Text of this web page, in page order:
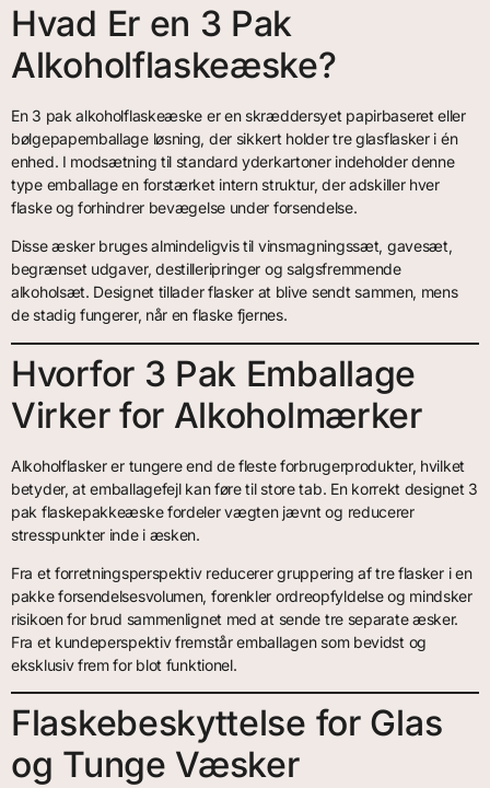
Hvad Er en 3 Pak
Alkoholflaskeæske?
En 3 pak alkoholflaskeæske er en skræddersyet papirbaseret eller
bølgepapemballage løsning, der sikkert holder tre glasflasker i én
enhed. I modsætning til standard yderkartoner indeholder denne
type emballage en forstærket intern struktur, der adskiller hver
flaske og forhindrer bevægelse under forsendelse.
Disse æsker bruges almindeligvis til vinsmagningssæt, gavesæt,
begrænset udgaver, destilleripringer og salgsfremmende
alkoholsæt. Designet tillader flasker at blive sendt sammen, mens
de stadig fungerer, når en flaske fjernes.
Hvorfor 3 Pak Emballage
Virker for Alkoholmærker
Alkoholflasker er tungere end de fleste forbrugerprodukter, hvilket
betyder, at emballagefejl kan føre til store tab. En korrekt designet 3
pak flaskepakkeæske fordeler vægten jævnt og reducerer
stresspunkter inde i æsken.
Fra et forretningsperspektiv reducerer gruppering af tre flasker i en
pakke forsendelsesvolumen, forenkler ordreopfyldelse og mindsker
risikoen for brud sammenlignet med at sende tre separate æsker.
Fra et kundeperspektiv fremstår emballagen som bevidst og
eksklusiv frem for blot funktionel.
Flaskebeskyttelse for Glas
og Tunge Væsker